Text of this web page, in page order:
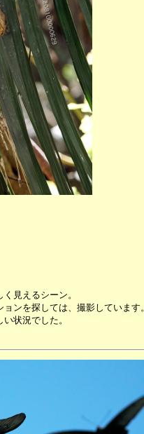
見えるシーン。
ンを探しては、撮影しています
状況でした。